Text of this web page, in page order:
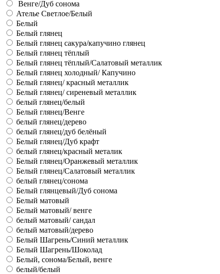
Венге/Дуб сонома
Ателье Светлое/Белый
Белый
Белый глянец
Белый глянец сакура/капучино глянец
Белый глянец тёплый
Белый глянец тёплый/Салатовый металлик
Белый глянец холодный/ Капучино
Белый глянец/ красный металлик
Белый глянец/ сиреневый металлик
белый глянец/белый
Белый глянец/Венге
белый глянец/дерево
белый глянец/дуб белёный
Белый глянец/Дуб крафт
белый глянец/красный металик
Белый глянец/Оранжевый металлик
Белый глянец/Салатовый металлик
белый глянец/сонома
Белый глянцевый/Дуб сонома
Белый матовый
Белый матовый/ венге
белый матовый/ сандал
белый матовый/дерево
Белый Шагрень/Синий металлик
Белый Шагрень/Шоколад
Белый, сонома/Белый, венге
белый/белый